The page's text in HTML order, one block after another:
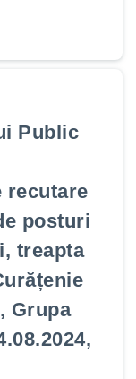
Public
recutare
posturi
treapta
Grupa